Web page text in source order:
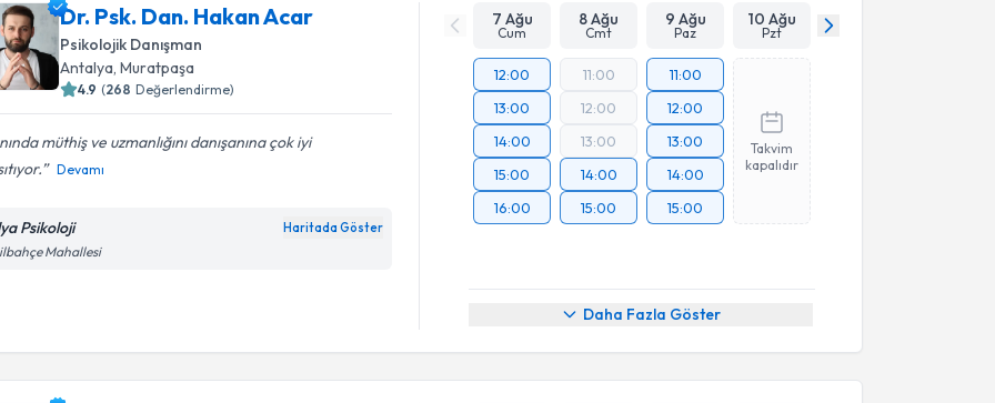
Dr. Psk. Dan. Hakan Acar
Psikolojik Danışman
Antalya , Muratpaşa
4.9 (268 Değerlendirme)
müthiş ve uzmanlığını danışanına çok iyi
Devamı
Psikoloji Haritada Göster
Mahallesi
7 Ağu
Cum
8 Ağu
Cmt
9 Ağu
Paz
10 Ağu
Pzt
12:00
13:00
14:00
15:00
16:00
11:00
12:00
13:00
14:00
15:00
11:00
12:00
13:00
14:00
15:00
Takvim
kapalıdır
Daha Fazla Göster